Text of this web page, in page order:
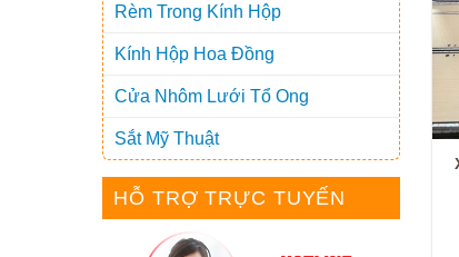
Rèm Trong Kính Hộp
Kính Hộp Hoa Đồng
Cửa Nhôm Lưới Tổ Ong
Sắt Mỹ Thuật
HỖ TRỢ TRỰC TUYẾN